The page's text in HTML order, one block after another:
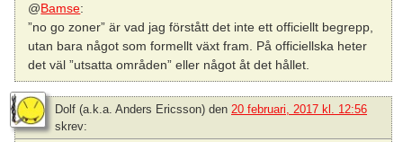
@Bamse:
”no go zoner” är vad jag förstått det inte ett officiellt begrepp,
utan bara något som formellt växt fram. På officiellska heter
det väl ”utsatta områden” eller något åt det hållet.
Dolf (a.k.a. Anders Ericsson) den 20 februari, 2017 kl. 12:56
skrev: